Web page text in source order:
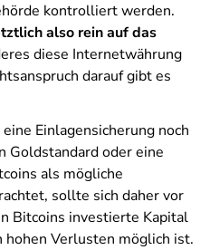
kontrolliert werden.
also rein auf das
diese Internetwährung
darauf gibt es
Einlagensicherung noch
Goldstandard oder eine
als mögliche
sollte sich daher vor
Bitcoins investierte Kapital
hohen Verlusten möglich ist.